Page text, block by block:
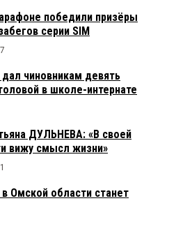
победили призёры
серии SIM
чиновникам девять
в школе-интернате
ДУЛЬНЕВА: «В своей
вижу смысл жизни»
Омской области станет